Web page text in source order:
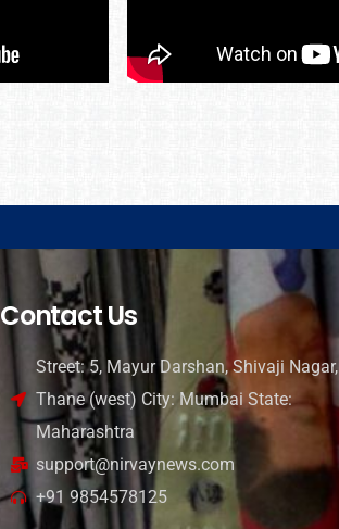
Contact Us
Street: 5, Mayur Darshan, Shivaji Nagar,
Thane (west) City: Mumbai State:
Maharashtra
support@nirvaynews.com
+91 9854578125